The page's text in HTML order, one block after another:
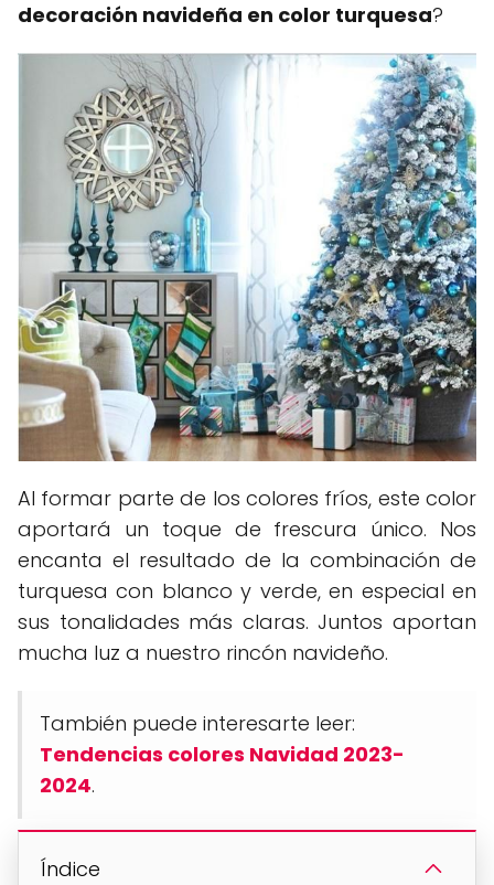
decoración navideña en color turquesa?
Al formar parte de los colores fríos, este color
aportará un toque de frescura único. Nos
encanta el resultado de la combinación de
turquesa con blanco y verde, en especial en
sus tonalidades más claras. Juntos aportan
mucha luz a nuestro rincón navideño.
También puede interesarte leer:
Tendencias colores Navidad 2023-
2024.
Índice